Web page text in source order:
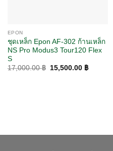
EPON
ชุดเหล็ก Epon AF-302 ก้านเหล็ก
NS Pro Modus3 Tour120 Flex
S
17,000.00฿
Original
15,500.00 ฿Current